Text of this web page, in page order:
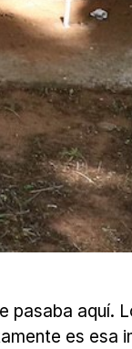
aquí.
es